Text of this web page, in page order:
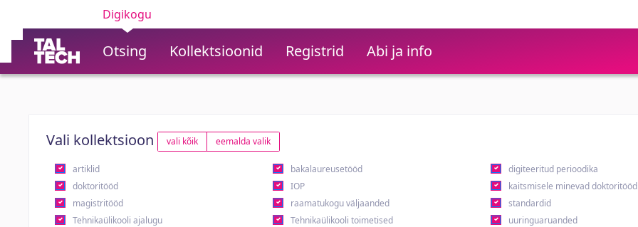
Digikogu
Otsing Kollektsioonid Registrid Abi ja info
Vali kollektsioon vali kõik eemalda valik
artiklid bakalaureusetööd digiteeritud perioodika
doktoritööd
IOP kaitsmisele minevad doktoritööd
magistritööd
raamatukogu väljaanded standardid
Tehnikaülikooli ajalugu
Tehnikaülikooli toimetised uuringuaruanded